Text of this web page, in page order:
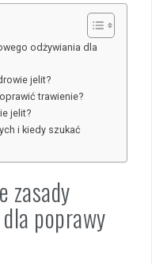
odżywiania dla
jelit?
trawienie?
jelit?
i kiedy szukać
zasady
poprawy